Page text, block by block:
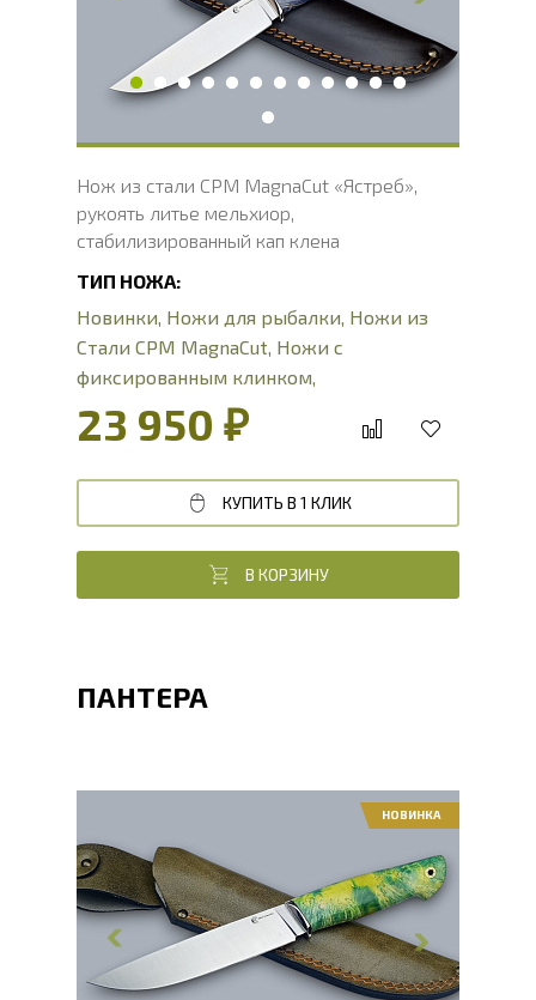
Длина рукояти, мм
Толщина рукояти, мм
21
Твердость клинка, HRC
62 - 64 HRC
Вес, г
149
Нож из стали CPM MagnaCut «Ястреб»,
рукоять литье мельхиор,
стабилизированный кап клена
ТИП НОЖА:
Новинки, Ножи для рыбалки, Ножи из
Стали CPM MagnaCut, Ножи с
фиксированным клинком,
Туристические ножи
23 950 ₽
КУПИТЬ В 1 КЛИК
В КОРЗИНУ
ПАНТЕРА
Общая длина, мм
Длина клинка, мм
149
Ширина клинка, мм
29
Толщина обуха, мм
Ширина рукояти, мм
31.2
Длина рукояти, мм
125
Толщина рукояти, мм
22
НОВИНКА